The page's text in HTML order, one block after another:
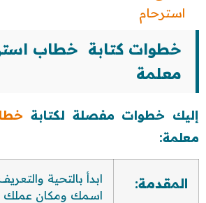
استرحام
خطوات كتابة خطاب
معلمة
إليك خطوات مفصلة لكتابة
معلمة:
المقدمة:
ابدأ بالتحية
اسمك ومكان عملك